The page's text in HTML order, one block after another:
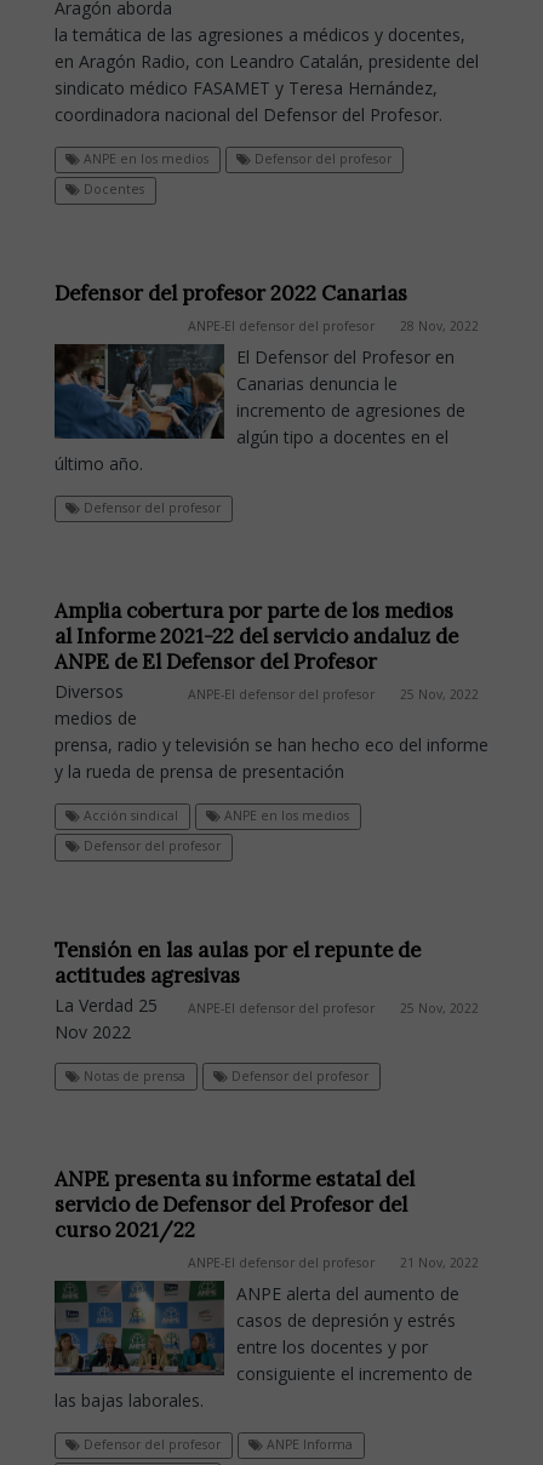
Aragón aborda
la temática de las agresiones a médicos y docentes,
en Aragón Radio, con Leandro Catalán, presidente del
sindicato médico FASAMET y Teresa Hernández,
coordinadora nacional del Defensor del Profesor.
ANPE en los medios
Defensor del profesor
Docentes
Defensor del profesor 2022 Canarias
ANPE-El defensor del profesor 28 Nov, 2022
El Defensor del Profesor en
Canarias denuncia le
incremento de agresiones de
algún tipo a docentes en el
último año.
Defensor del profesor
Amplia cobertura por parte de los medios
al Informe 2021-22 del servicio andaluz de
ANPE de El Defensor del Profesor
ANPE-El defensor del profesor 25 Nov, 2022
Diversos
medios de
prensa, radio y televisión se han hecho eco del informe
y la rueda de prensa de presentación
Acción sindical
ANPE en los medios
Defensor del profesor
Tensión en las aulas por el repunte de
actitudes agresivas
ANPE-El defensor del profesor 25 Nov, 2022
La Verdad 25
Nov 2022
Notas de prensa Defensor del profesor
ANPE presenta su informe estatal del
servicio de Defensor del Profesor del
curso 2021/22
ANPE-El defensor del profesor 21 Nov, 2022
ANPE alerta del aumento de
casos de depresión y estrés
entre los docentes y por
consiguiente el incremento de
las bajas laborales.
Defensor del profesor
ANPE Informa